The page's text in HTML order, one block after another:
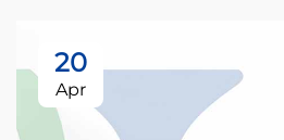
20
Apr